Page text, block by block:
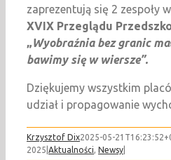
zaprezentują się 2 zespoły
XVIX Przeglądu
„Wyobraźnia bez granic
bawimy się w wiersze”.
Dziękujemy wszystkim
udział i propagowanie
Krzysztof Dix2025-05-
2025 Aktualności, Newsy